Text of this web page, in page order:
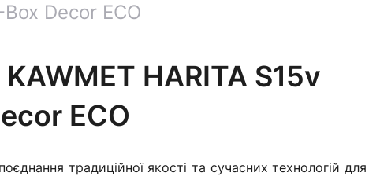
Box Decor ECO
HARITA S15v
ECO
традиційної якості та сучасних технологій для